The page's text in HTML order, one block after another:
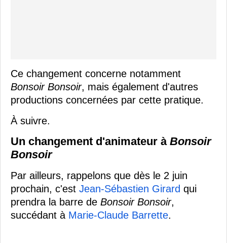
Ce changement concerne notamment
Bonsoir Bonsoir, mais également d'autres
productions concernées par cette pratique.
À suivre.
Un changement d'animateur à Bonsoir
Bonsoir
Par ailleurs, rappelons que dès le 2 juin
prochain, c'est Jean-Sébastien Girard qui
prendra la barre de Bonsoir Bonsoir,
succédant à Marie-Claude Barrette.